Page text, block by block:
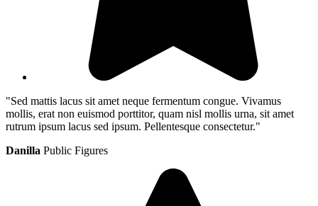
"Sed mattis lacus sit amet neque fermentum congue. Vivamus
mollis, erat non euismod porttitor, quam nisl mollis urna, sit amet
rutrum ipsum lacus sed ipsum. Pellentesque consectetur."
Danilla Public Figures